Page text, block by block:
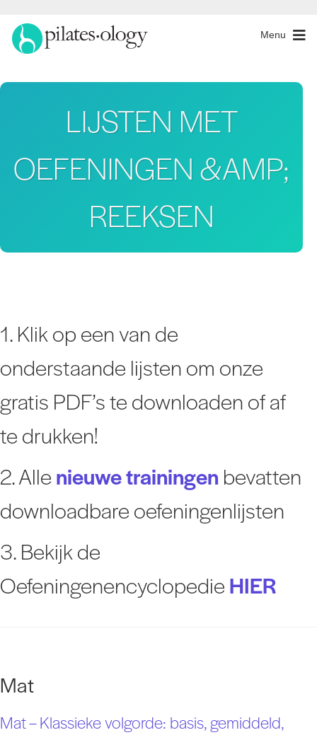
Menu
LIJSTEN MET
OEFENINGEN &AMP;
REEKSEN
1. Klik op een van de
onderstaande lijsten om onze
gratis PDF’s te downloaden of af
te drukken!
2. Allenieuwe trainingen bevatten
downloadbare oefeningenlijsten
3. Bekijk de
OefeningenencyclopedieHIER
Mat
Mat – Klassieke volgorde: basis, gemiddeld,